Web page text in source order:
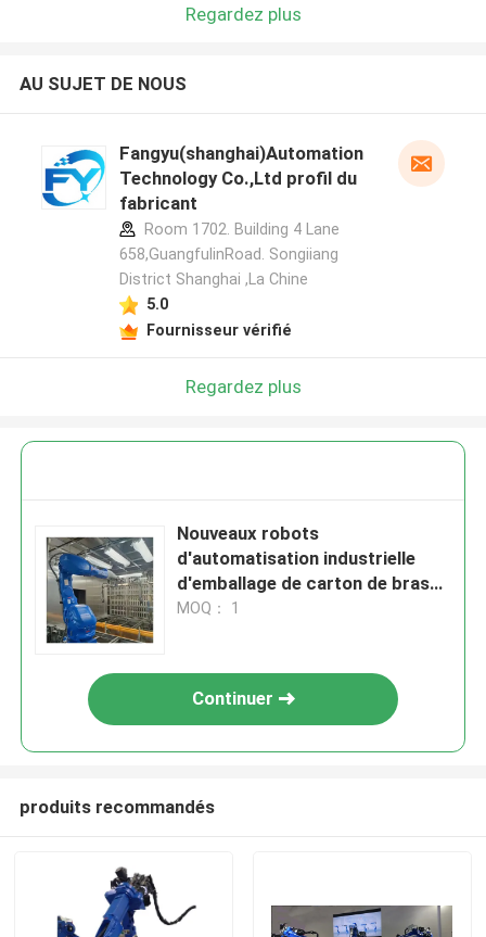
Regardez plus
AU SUJET DE NOUS
Fangyu(shanghai)Automation
Technology Co.,Ltd profil du
fabricant
Room 1702. Building 4 Lane
658,GuangfulinRoad. Songiiang
District Shanghai ,La Chine
5.0
Fournisseur vérifié
Regardez plus
Nouveaux robots
d'automatisation industrielle
d'emballage de carton de bras
de robot Yaskawa pour la
MOQ： 1
Continuer
produits recommandés